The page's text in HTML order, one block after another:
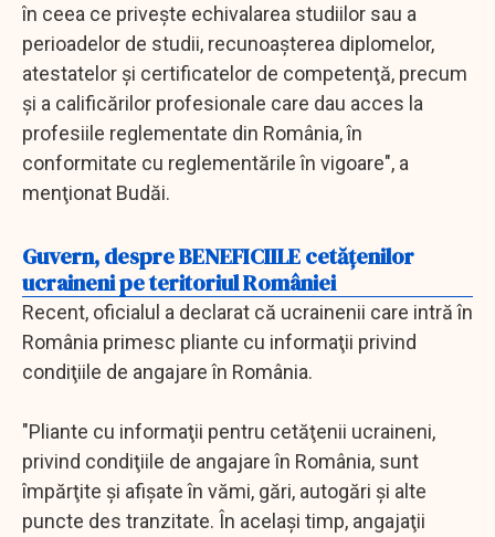
în ceea ce priveşte echivalarea studiilor sau a
perioadelor de studii, recunoaşterea diplomelor,
atestatelor şi certificatelor de competenţă, precum
şi a calificărilor profesionale care dau acces la
profesiile reglementate din România, în
conformitate cu reglementările în vigoare", a
menţionat Budăi.
Guvern, despre BENEFICIILE cetățenilor
ucraineni pe teritoriul României
Recent, oficialul a declarat că ucrainenii care intră în
România primesc pliante cu informaţii privind
condiţiile de angajare în România.
"Pliante cu informaţii pentru cetăţenii ucraineni,
privind condiţiile de angajare în România, sunt
împărţite şi afişate în vămi, gări, autogări şi alte
puncte des tranzitate. În acelaşi timp, angajaţii